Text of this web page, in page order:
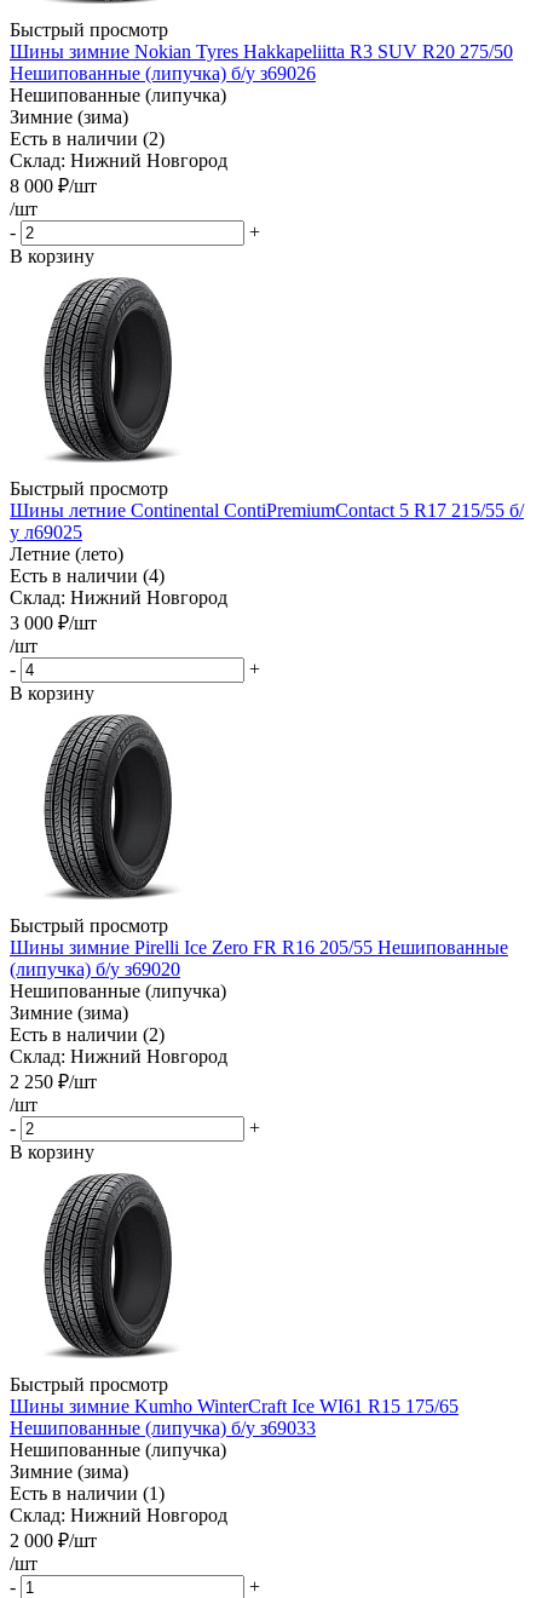
Быстрый просмотр
Шины зимние Nokian Tyres Hakkapeliitta R3 SUV R20 275/50
Нешипованные (липучка) б/у з69026
Нешипованные (липучка)
Зимние (зима)
Есть в наличии (2)
Склад: Нижний Новгород
8 000 ₽/шт
/шт
-
+
В корзину
Быстрый просмотр
Шины летние Continental ContiPremiumContact 5 R17 215/55 б/
у л69025
Летние (лето)
Есть в наличии (4)
Склад: Нижний Новгород
3 000 ₽/шт
/шт
-
+
В корзину
Быстрый просмотр
Шины зимние Pirelli Ice Zero FR R16 205/55 Нешипованные
(липучка) б/у з69020
Нешипованные (липучка)
Зимние (зима)
Есть в наличии (2)
Склад: Нижний Новгород
2 250 ₽/шт
/шт
-
+
В корзину
Быстрый просмотр
Шины зимние Kumho WinterCraft Ice WI61 R15 175/65
Нешипованные (липучка) б/у з69033
Нешипованные (липучка)
Зимние (зима)
Есть в наличии (1)
Склад: Нижний Новгород
2 000 ₽/шт
/шт
-
+